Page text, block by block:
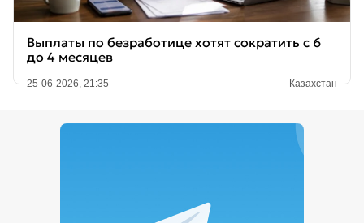
Выплаты по безработице хотят сократить с 6
до 4 месяцев
25-06-2026, 21:35 Казахстан